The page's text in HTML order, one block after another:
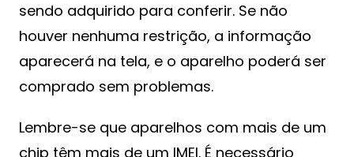
sendo adquirido para conferir. Se não
houver nenhuma restrição, a informação
aparecerá na tela, e o aparelho poderá ser
comprado sem problemas.
Lembre-se que aparelhos com mais de um
chip têm mais de um IMEI. É necessário